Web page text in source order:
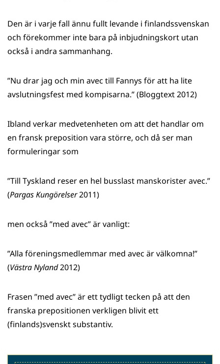
Den är i varje fall ännu fullt levande i finlandssvenskan
och förekommer inte bara på inbjudningskort utan
också i andra sammanhang.
”Nu drar jag och min avec till Fannys för att ha lite
avslutningsfest med kompisarna.” (Bloggtext 2012)
Ibland verkar medvetenheten om att det handlar om
en fransk preposition vara större, och då ser man
formuleringar som
”Till Tyskland reser en hel busslast manskorister avec.”
(Pargas Kungörelser2011)
men också ”med avec” är vanligt:
”Alla föreningsmedlemmar med avec är välkomna!”
(Västra Nyland2012)
Frasen ”med avec” är ett tydligt tecken på att den
franska prepositionen verkligen blivit ett
(finlands)svenskt substantiv.